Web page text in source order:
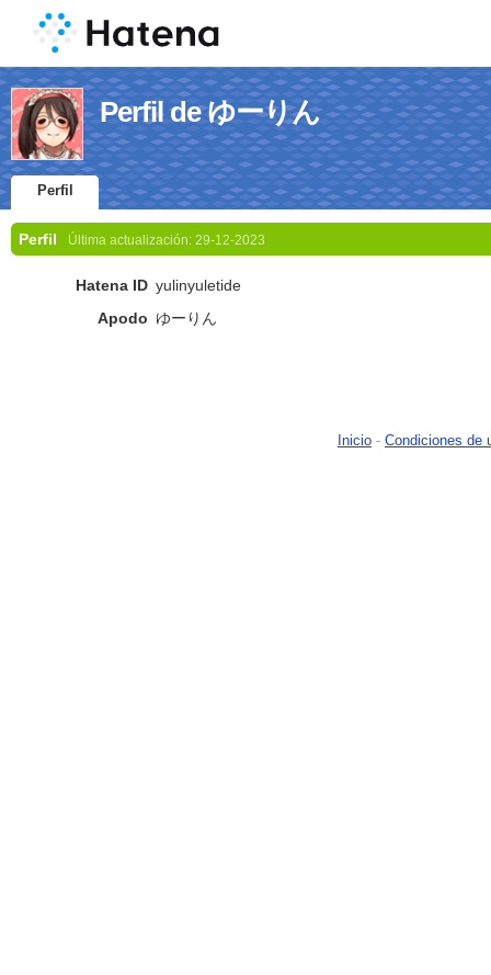
Perfil de ゆーりん
Perfil
Perfil Última actualización: 29-12-2023
Hatena ID yulinyuletide
Apodo ゆーりん
Inicio - Condiciones de